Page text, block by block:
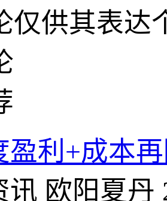
仅供其表达
盈利+成本
讯 欧阳夏丹